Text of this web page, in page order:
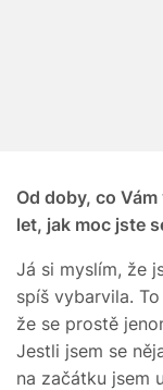
Od doby, co
let, jak moc jste
Já si myslím, že
spíš vybarvila.
že se prostě
Jestli jsem se
na začátku jsem